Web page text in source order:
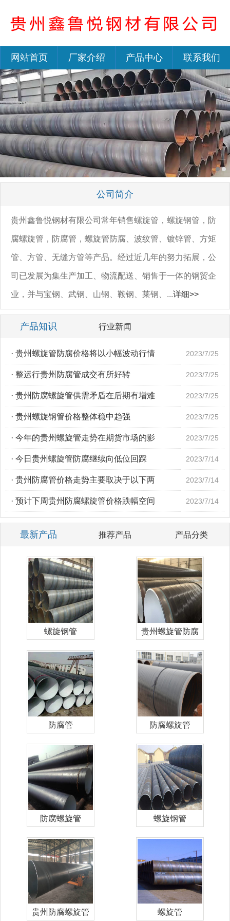
网站首页 厂家介绍 产品中心 联系我们
公司简介
贵州鑫鲁悦钢材有限公司常年销售螺旋管，螺旋钢管，防
腐螺旋管，防腐管，螺旋管防腐、波纹管、镀锌管、方矩
管、方管、无缝方管等产品。经过近几年的努力拓展，公
司已发展为集生产加工、物流配送、销售于一体的钢贸企
业，并与宝钢、武钢、山钢、鞍钢、莱钢、...详细>>
产品知识 行业新闻
· 贵州螺旋管防腐价格将以小幅波动行情 2023/7/25
· 整运行贵州防腐管成交有所好转 2023/7/25
· 贵州防腐螺旋管供需矛盾在后期有增难 2023/7/25
· 贵州螺旋钢管价格整体稳中趋强 2023/7/25
· 今年的贵州螺旋管走势在期货市场的影 2023/7/25
· 今日贵州螺旋管防腐继续向低位回踩 2023/7/14
· 贵州防腐管价格走势主要取决于以下两 2023/7/14
· 预计下周贵州防腐螺旋管价格跌幅空间 2023/7/14
最新产品 推荐产品 产品分类
螺旋钢管 贵州螺旋管防腐
防腐管 防腐螺旋管
防腐螺旋管 螺旋钢管
贵州防腐螺旋管 螺旋管